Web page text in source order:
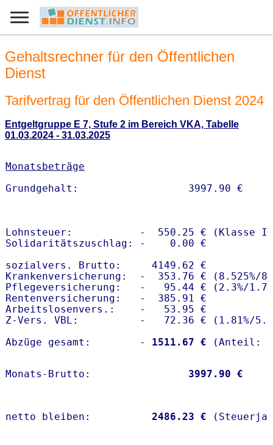
Gehaltsrechner für den Öffentlichen
Dienst
Tarifvertrag für den Öffentlichen Dienst 2024
Entgeltgruppe E 7, Stufe 2 im Bereich VKA, Tabelle
01.03.2024 - 31.03.2025
Monatsbeträge
Lohnsteuer:           -  550.25 € (Klasse I)
Solidaritätszuschlag: -    0.00 €
sozialvers. Brutto:     4149.62 €
Krankenversicherung:  -  353.76 € (8.525%/
Pflegeversicherung:   -   95.44 € (2.3%/
Rentenversicherung:   -  385.91 €
Arbeitslosenvers.:    -   53.95 €
Z-Vers. VBL:          -   72.36 € ( 1.81%/
Abzüge gesamt:        -
1511.67 €
Monats-Brutto: 3997.90 €
netto bleiben: 2486.23 €